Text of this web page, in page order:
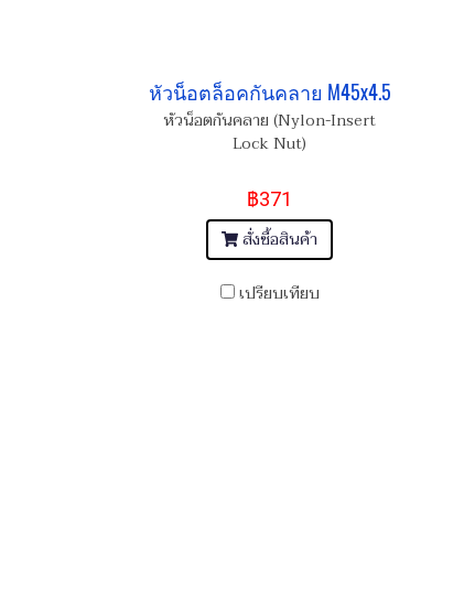
หัวน็อตล็อคกันคลาย M45x4.5
หัวน็อตกันคลาย (Nylon-Insert
Lock Nut)
฿371
สั่งซื้อสินค้า
เปรียบเทียบ